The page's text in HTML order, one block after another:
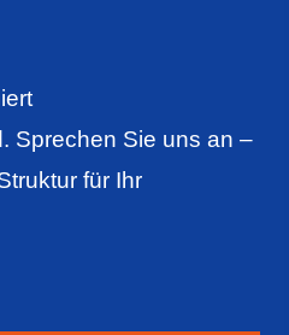
Sprechen Sie uns an –
für Ihr